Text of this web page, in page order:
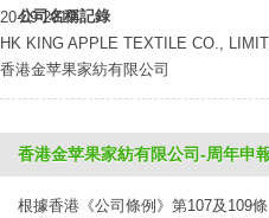
公司名稱記錄
20-09-2019
HK KING APPLE TEXTILE CO.,
香港金苹果家紡有限公司
香港金苹果家紡有限公司-周年申
根據香港《公司條例》第107及109